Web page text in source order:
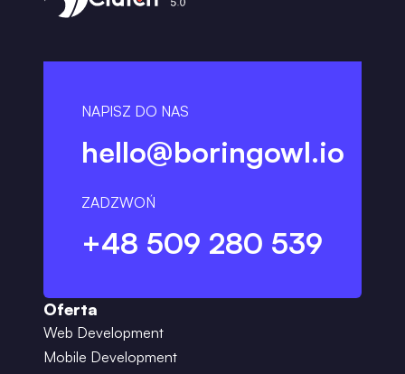
NAPISZ DO NAS
hello@boringowl.io
ZADZWOŃ
+48 509 280 539
Oferta
Web Development
Mobile Development